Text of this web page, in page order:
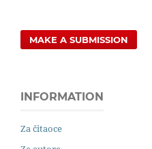
MAKE A SUBMISSION
INFORMATION
Za čitaoce